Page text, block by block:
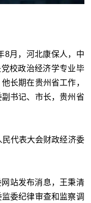
8月，河北康保人，中
校政治经济学专业毕
长期在贵州省工作，
书记、市长，贵州省
代表大会财政经济委
站发布消息，王秉清
委纪律审查和监察调